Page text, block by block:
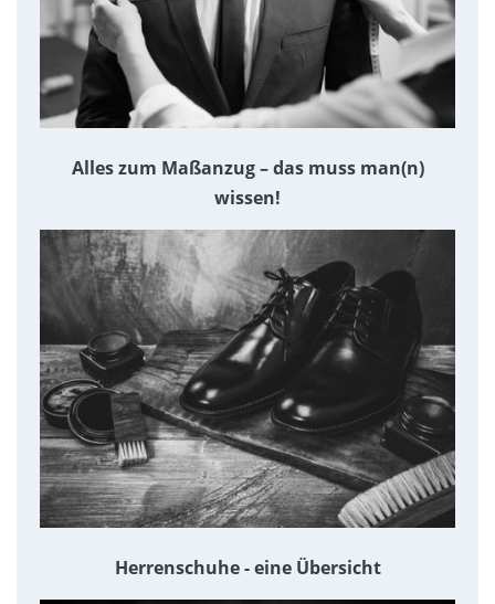
Alles zum Maßanzug – das muss man(n)
wissen!
Herrenschuhe - eine Übersicht